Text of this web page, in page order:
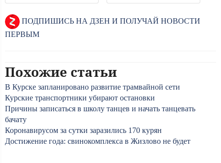
ПОДПИШИСЬ НА ДЗЕН И ПОЛУЧАЙ НОВОСТИ
ПЕРВЫМ
Похожие статьи
В Курске запланировано развитие трамвайной сети
Курские транспортники убирают остановки
Причины записаться в школу танцев и начать танцевать
бачату
Коронавирусом за сутки заразились 170 курян
Достижение года: свинокомплекса в Жизлово не будет